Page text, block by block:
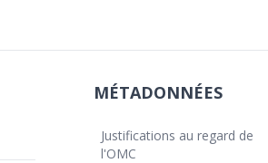
MÉTADONNÉES
Justifications au regard de
l'OMC